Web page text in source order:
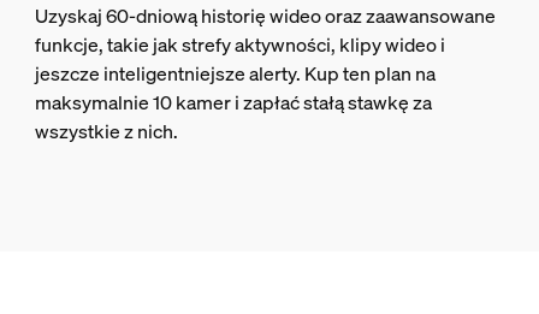
Uzyskaj 60-dniową historię wideo oraz zaawansowane
funkcje, takie jak strefy aktywności, klipy wideo i
jeszcze inteligentniejsze alerty. Kup ten plan na
maksymalnie 10 kamer i zapłać stałą stawkę za
wszystkie z nich.